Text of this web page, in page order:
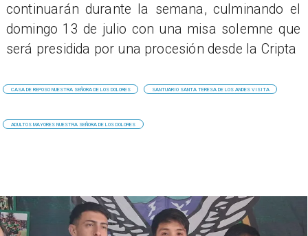
continuarán durante la semana, culminando el
domingo 13 de julio con una misa solemne que
será presidida por una procesión desde la Cripta
CASA DE REPOSO NUESTRA SEÑORA DE LOS DOLORES SANTUARIO SANTA TERESA DE LOS ANDES VISITA
ADULTOS MAYORES NUESTRA SEÑORA DE LOS DOLORES